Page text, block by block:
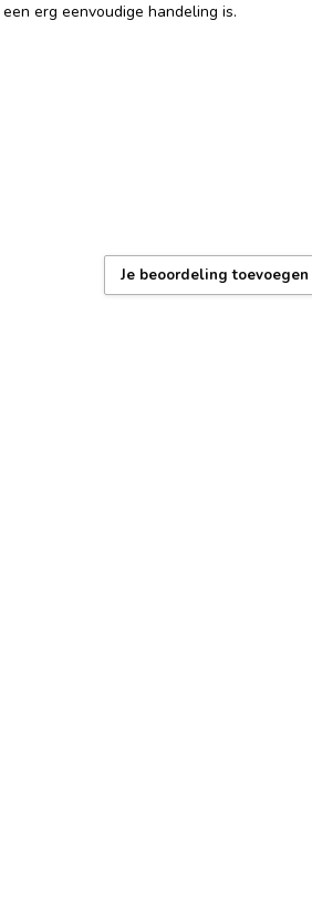
erg eenvoudige handeling is.
Je beoordeling toevoegen